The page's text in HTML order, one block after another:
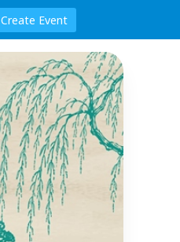
Create Event